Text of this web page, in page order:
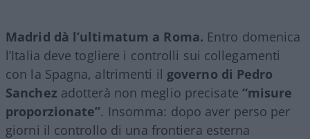
Madrid dà l’ultimatum a Roma. Entro domenica
l’Italia deve togliere i controlli sui collegamenti
con la Spagna, altrimenti il governo di Pedro
Sanchez adotterà non meglio precisate “misure
proporzionate”. Insomma: dopo aver perso per
giorni il controllo di una frontiera esterna